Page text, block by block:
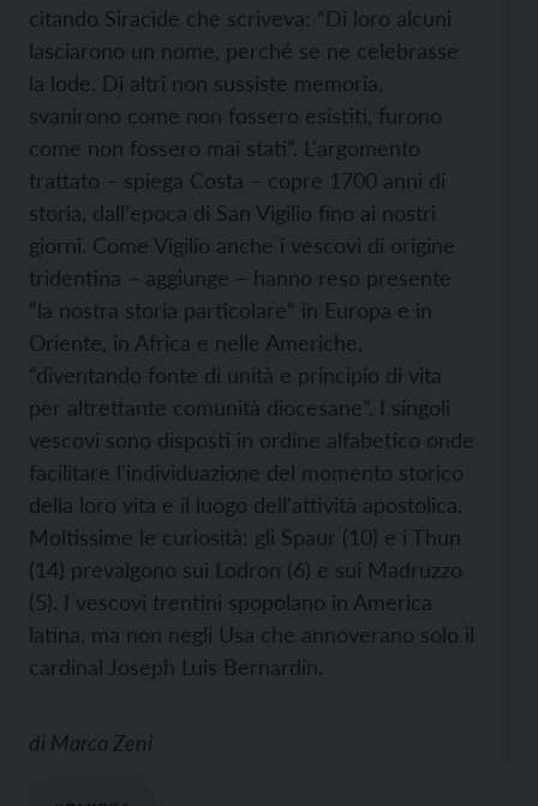
citando Siracide che scriveva: “Di loro alcuni
lasciarono un nome, perché se ne celebrasse
la lode. Di altri non sussiste memoria,
svanirono come non fossero esistiti, furono
come non fossero mai stati”. L'argomento
trattato – spiega Costa – copre 1700 anni di
storia, dall'epoca di San Vigilio fino ai nostri
giorni. Come Vigilio anche i vescovi di origine
tridentina – aggiunge – hanno reso presente
“la nostra storia particolare” in Europa e in
Oriente, in Africa e nelle Americhe,
“diventando fonte di unità e principio di vita
per altrettante comunità diocesane”. I singoli
vescovi sono disposti in ordine alfabetico onde
facilitare l'individuazione del momento storico
della loro vita e il luogo dell'attività apostolica.
Moltissime le curiosità: gli Spaur (10) e i Thun
(14) prevalgono sui Lodron (6) e sui Madruzzo
(5). I vescovi trentini spopolano in America
latina, ma non negli Usa che annoverano solo il
cardinal Joseph Luis Bernardin.
di Marco Zeni